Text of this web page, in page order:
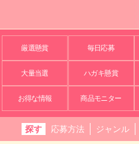
厳選懸賞 毎日応募
大量当選 ハガキ懸賞
お得な情報 商品モニター
探す 応募方法 ジャンル